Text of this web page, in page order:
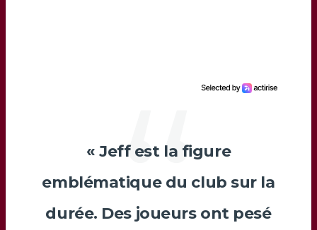
«Jeffest la figure
emblématique du club sur la
durée. Des joueurs ont pesé